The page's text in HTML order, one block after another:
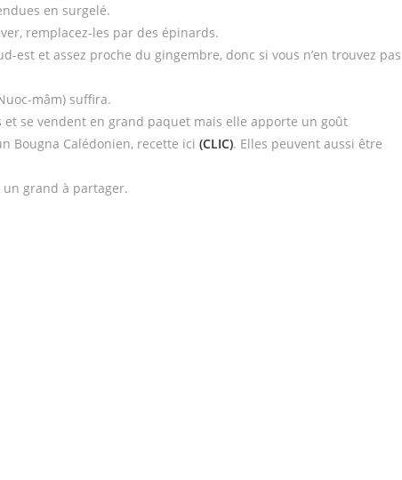
en surgelé.
remplacez-les par des épinards.
est et assez proche du gingembre, donc si vous n’en trouvez pas
mâm) suffira.
se vendent en grand paquet mais elle apporte un goût
Bougna Calédonien, recette ici (CLIC). Elles peuvent aussi être
grand à partager.